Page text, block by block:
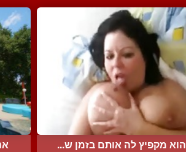
הוא מקפיץ לה אותם בזמן ש...